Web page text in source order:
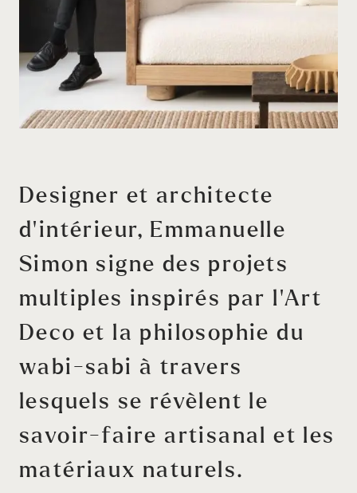
Designer et architecte
d’intérieur, Emmanuelle
Simon signe des projets
multiples inspirés par l’Art
Deco et la philosophie du
wabi-sabi à travers
lesquels se révèlent le
savoir-faire artisanal et les
matériaux naturels.